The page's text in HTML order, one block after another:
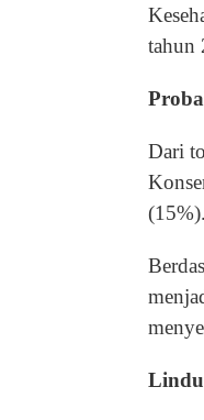
tahun
Dari
(15%).